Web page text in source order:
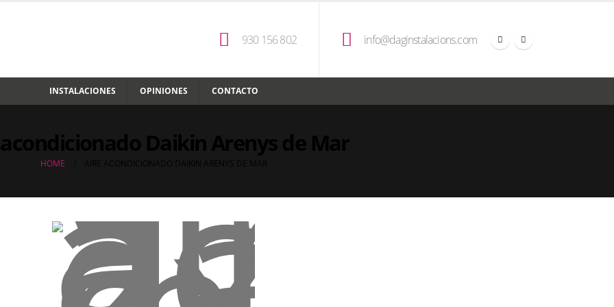
930 156 802 info@daginstalacions.com
INSTALACIONES OPINIONES CONTACTO
HOME